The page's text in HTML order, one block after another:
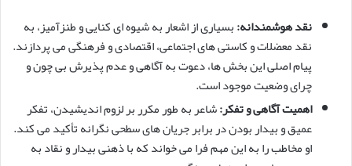
نقد هوشمندانه:بسیاری از اشعار به شیوه ای کنایی و طنزآمیز، به
نقد معضلات و کاستی های اجتماعی، اقتصادی و فرهنگی می پردازند.
پیام اصلی این بخش ها، دعوت به آگاهی و عدم پذیرش بی چون و
چرای وضعیت موجود است.
اهمیت آگاهی و تفکر:شاعر به طور مکرر بر لزوم اندیشیدن، تفکر
عمیق و بیدار بودن در برابر جریان های سطحی نگرانه تأکید می کند.
او مخاطب را به این مهم فرا می خواند که با ذهنی بیدار و نقاد به